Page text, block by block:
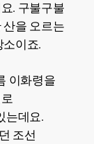
. 구불구불
산을 오르는
이죠.
이화령을
는데요.
조선